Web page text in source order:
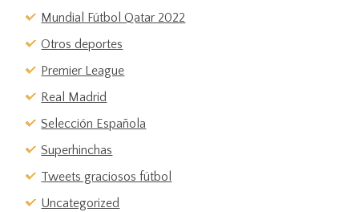
Mundial Fútbol Qatar 2022
Otros deportes
Premier League
Real Madrid
Selección Española
Superhinchas
Tweets graciosos fútbol
Uncategorized